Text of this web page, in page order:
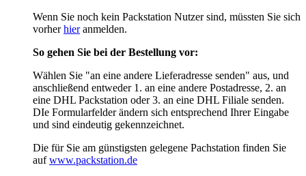
Wenn Sie noch kein Packstation Nutzer sind, müssten Sie sich
vorherhieranmelden.
So gehen Sie bei der Bestellung vor:
Wählen Sie "an eine andere Lieferadresse senden" aus, und
anschließend entweder 1. an eine andere Postadresse, 2. an
eine DHL Packstation oder 3. an eine DHL Filiale senden.
DIe Formularfelder ändern sich entsprechend Ihrer Eingabe
und sind eindeutig gekennzeichnet.
Die für Sie am günstigsten gelegene Pachstation finden Sie
aufwww.packstation.de